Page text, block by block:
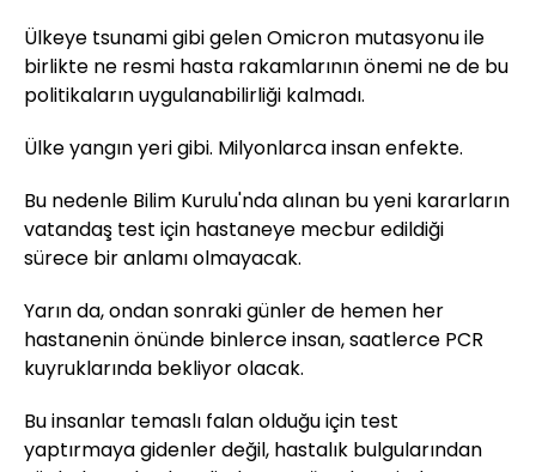
Ülkeye tsunami gibi gelen Omicron mutasyonu ile
birlikte ne resmi hasta rakamlarının önemi ne de bu
politikaların uygulanabilirliği kalmadı.
Ülke yangın yeri gibi. Milyonlarca insan enfekte.
Bu nedenle Bilim Kurulu'nda alınan bu yeni kararların
vatandaş test için hastaneye mecbur edildiği
sürece bir anlamı olmayacak.
Yarın da, ondan sonraki günler de hemen her
hastanenin önünde binlerce insan, saatlerce PCR
kuyruklarında bekliyor olacak.
Bu insanlar temaslı falan olduğu için test
yaptırmaya gidenler değil, hastalık bulgularından